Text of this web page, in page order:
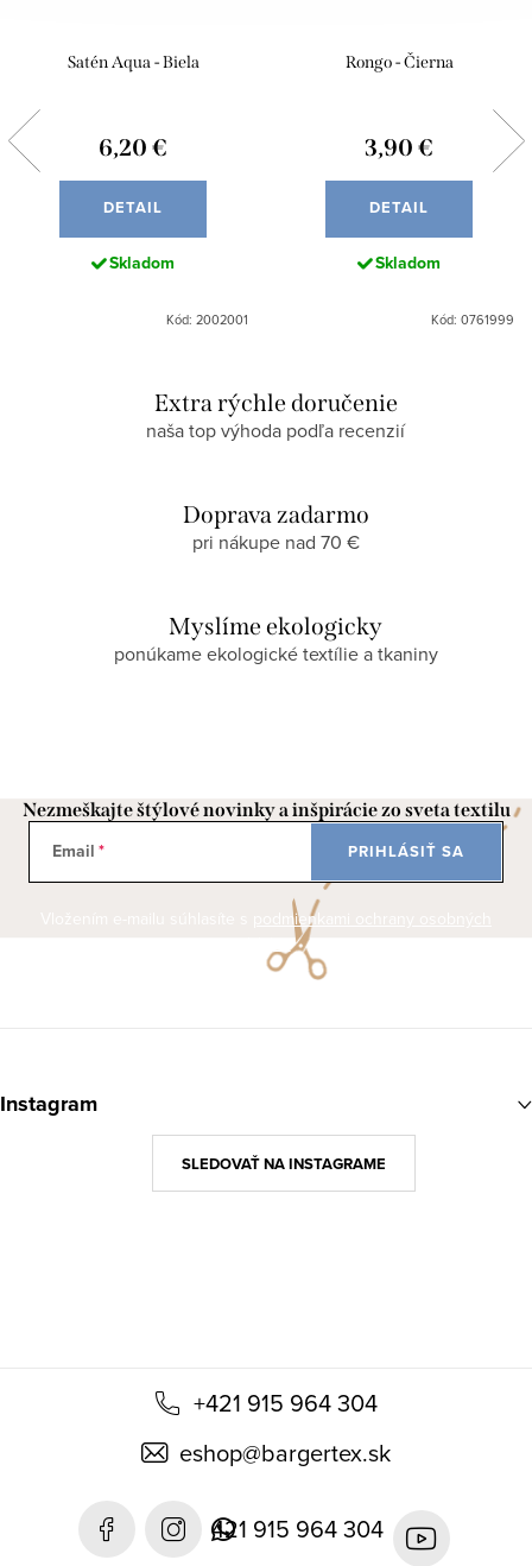
Satén Aqua - Biela
6,20 €
DETAIL
Skladom
Kód: 2002001
Rongo - Čierna
3,90 €
DETAIL
Skladom
Kód: 0761999
Extra rýchle doručenie
naša top výhoda podľa recenzií
Doprava zadarmo
pri nákupe nad 70 €
Myslíme ekologicky
ponúkame ekologické textílie a tkaniny
Nezmeškajte štýlové novinky a inšpirácie zo sveta textilu
Email
podmienkami ochrany osobných
údajov
PRIHLÁSIŤ SA
á
+421 915 964 304
eshop@bargertex.sk
421 915 964 304
Instagram
SLEDOVAŤ NA INSTAGRAME